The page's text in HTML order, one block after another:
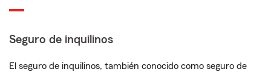
Seguro de inquilinos
El seguro de inquilinos, también conocido como seguro de